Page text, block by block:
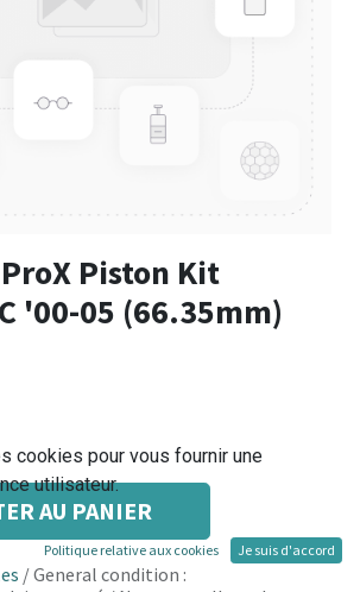
Piston Kit
'00-05 (66.35mm)
AU PANIER
/ General condition :
cookies pour vous fournir une
utilisateur.
Politique relative aux cookies Je suis d'accord